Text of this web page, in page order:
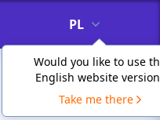
PL
Would you like to use
English website
Take me there